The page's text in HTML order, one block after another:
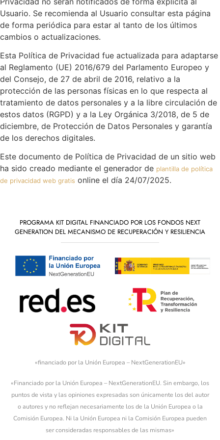
Usuario. Se recomienda al Usuario consultar esta página
de forma periódica para estar al tanto de los últimos
cambios o actualizaciones.
Esta Política de Privacidad fue actualizada para adaptarse
al Reglamento (UE) 2016/679 del Parlamento Europeo y
del Consejo, de 27 de abril de 2016, relativo a la
protección de las personas físicas en lo que respecta al
tratamiento de datos personales y a la libre circulación de
estos datos (RGPD) y a la Ley Orgánica 3/2018, de 5 de
diciembre, de Protección de Datos Personales y garantía
de los derechos digitales.
Este documento de Política de Privacidad de un sitio web
ha sido creado mediante el generador de plantilla de política
de privacidad web gratis online el día 24/07/2025.
PROGRAMA KIT DIGITAL FINANCIADO POR LOS FONDOS NEXT
GENERATION DEL MECANISMO DE RECUPERACIÓN Y RESILIENCIA
«financiado por la Unión Europea – NextGenerationEU»
«Financiado por la Unión Europea – NextGenerationEU. Sin embargo, los
puntos de vista y las opiniones expresadas son únicamente los del autor
o autores y no reflejan necesariamente los de la Unión Europea o la
Comisión Europea. Ni la Unión Europea ni la Comisión Europea pueden
ser consideradas responsables de las mismas»